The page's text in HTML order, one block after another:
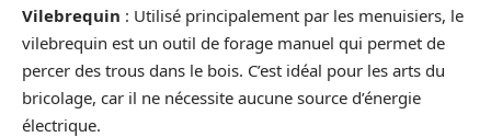
Vilebrequin : Utilisé principalement par les menuisiers, le
vilebrequin est un outil de forage manuel qui permet de
percer des trous dans le bois. C’est idéal pour les arts du
bricolage, car il ne nécessite aucune source d’énergie
électrique.